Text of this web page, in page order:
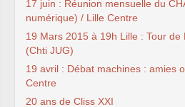
17 juin : Réunion mensuelle du
numérique) / Lille Centre
19 Mars 2015 à 19h Lille : Tour de
(Chti JUG)
19 avril : Débat machines : amies
Centre
20 ans de Cliss XXI